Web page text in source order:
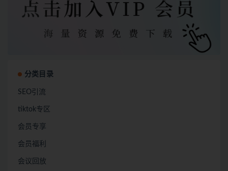
分类目录
SEO引流
tiktok专区
会员专享
会员福利
会议回放